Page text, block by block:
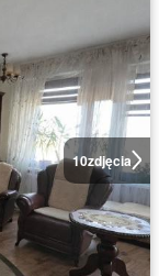
10zdjęcia